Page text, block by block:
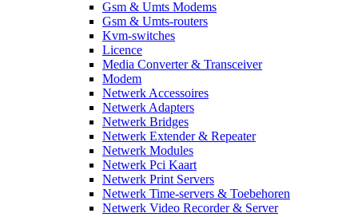
Gsm & Umts Modems
Gsm & Umts-routers
Kvm-switches
Licence
Media Converter & Transceiver
Modem
Netwerk Accessoires
Netwerk Adapters
Netwerk Bridges
Netwerk Extender & Repeater
Netwerk Modules
Netwerk Pci Kaart
Netwerk Print Servers
Netwerk Time-servers & Toebehoren
Netwerk Video Recorder & Server